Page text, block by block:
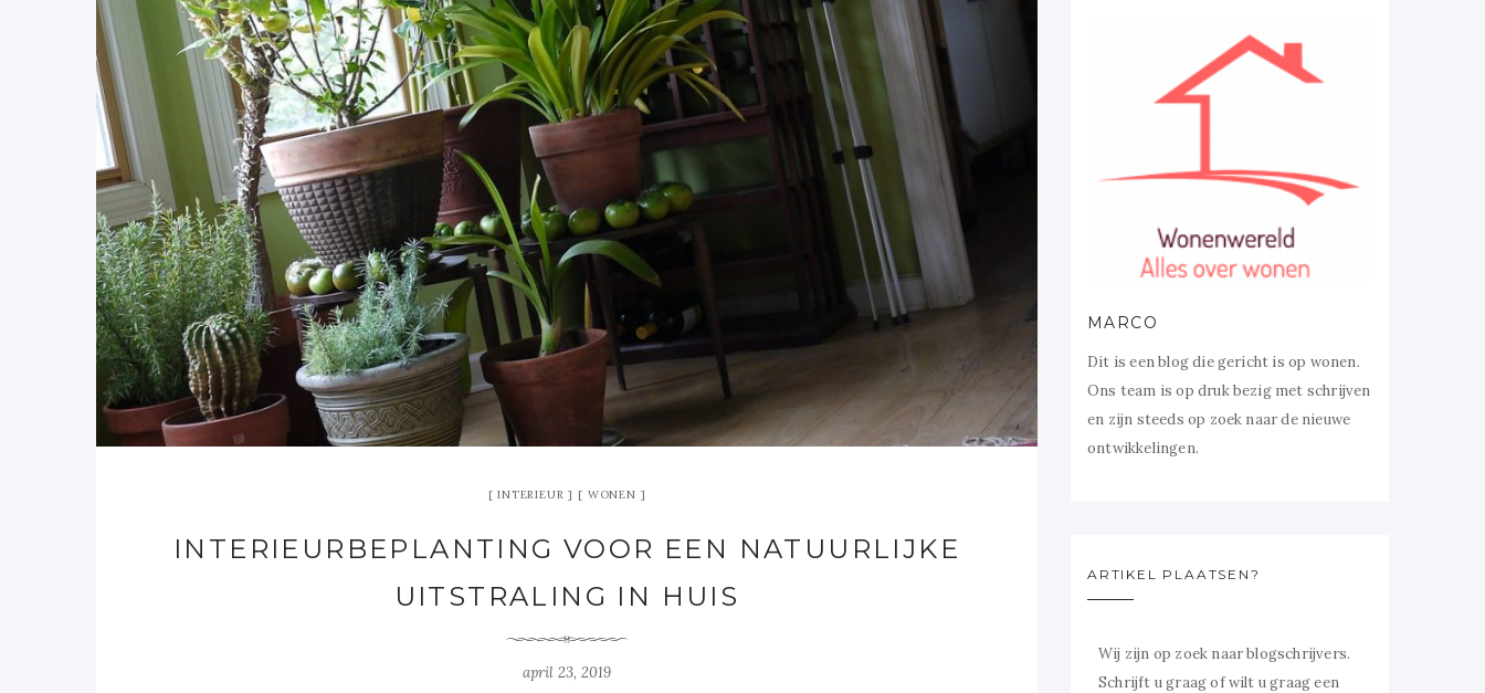
INTERIEUR WONEN
INTERIEURBEPLANTING VOOR EEN NATUURLIJKE
UITSTRALING IN HUIS
april 23, 2019
MARCO
Dit is een blog die gericht is op wonen.
Ons team is op druk bezig met schrijven
en zijn steeds op zoek naar de nieuwe
ontwikkelingen.
ARTIKEL PLAATSEN?
Wij zijn op zoek naar blogschrijvers.
Schrijft u graag of wilt u graag een